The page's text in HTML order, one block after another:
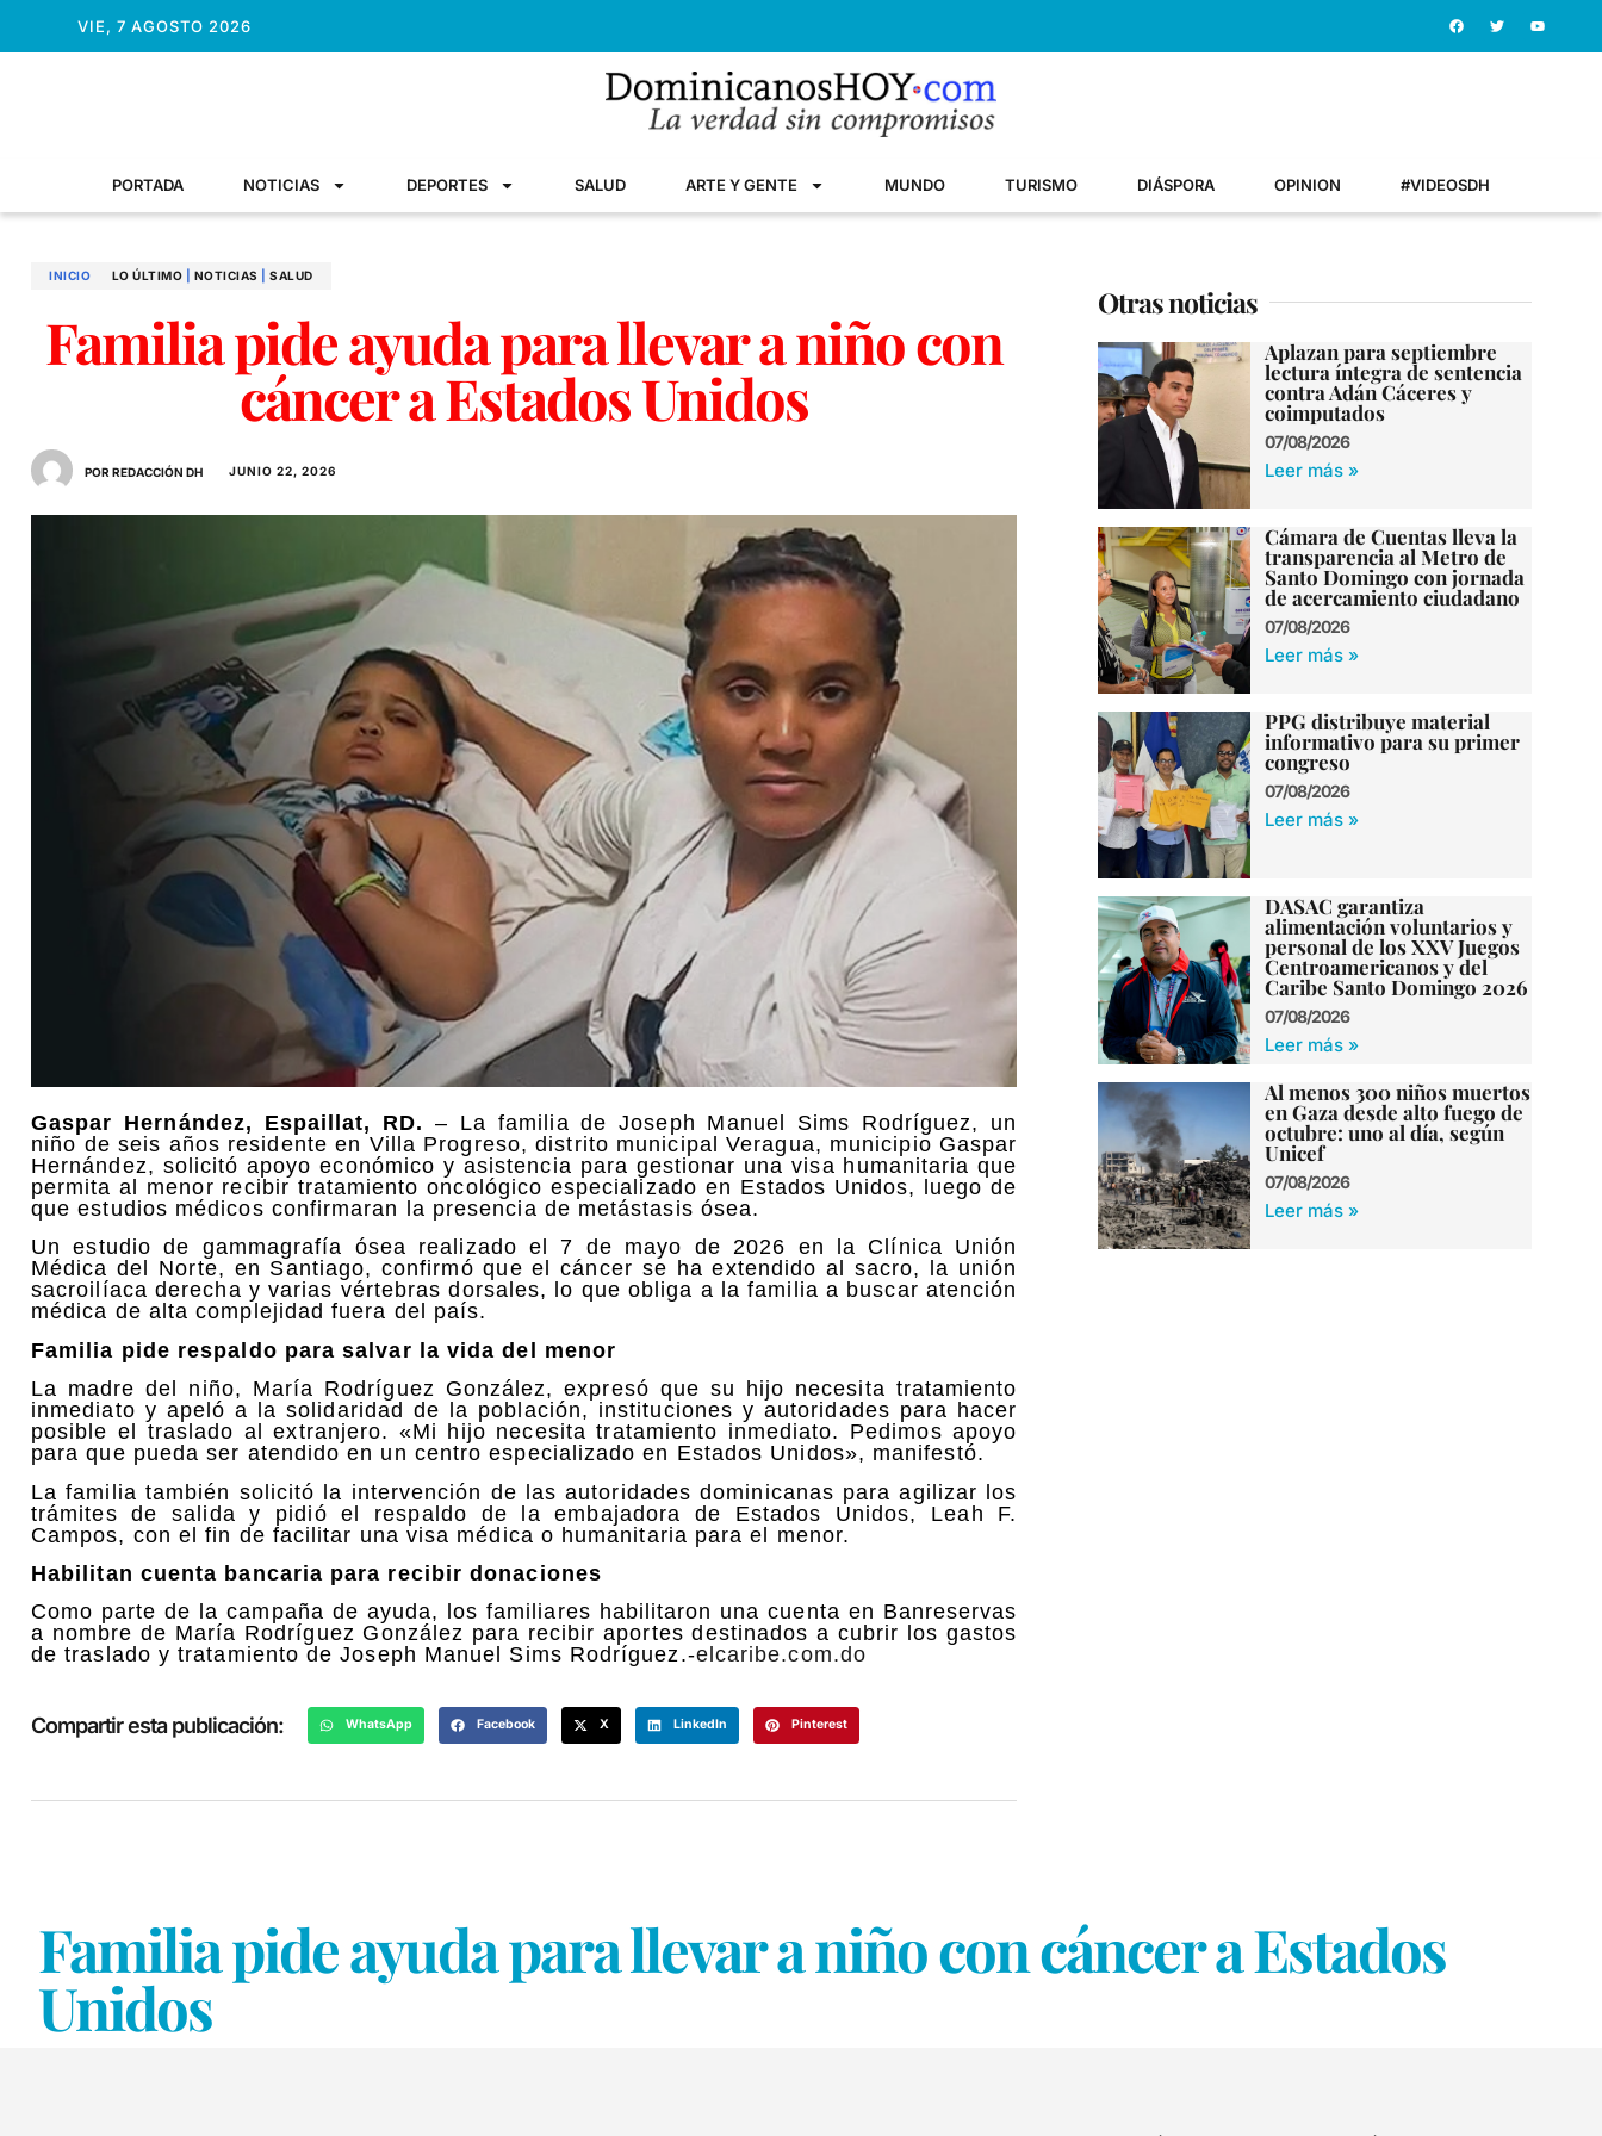
VIE, 7 AGOSTO 2026
PORTADA NOTICIAS DEPORTES SALUD ARTE Y GENTE MUNDO TURISMO DIÁSPORA OPINION #VIDEOSDH
INICIO LO ÚLTIMO NOTICIAS SALUD
Familia pide ayuda para llevar a niño con
cáncer a Estados Unidos
POR REDACCIÓN DH JUNIO 22, 2026
Gaspar Hernández, Espaillat, RD. – La familia de Joseph Manuel Sims Rodríguez, un
niño de seis años residente en Villa Progreso, distrito municipal Veragua, municipio Gaspar
Hernández, solicitó apoyo económico y asistencia para gestionar una visa humanitaria que
permita al menor recibir tratamiento oncológico especializado en Estados Unidos, luego de
que estudios médicos confirmaran la presencia de metástasis ósea.
Un estudio de gammagrafía ósea realizado el 7 de mayo de 2026 en la Clínica Unión
Médica del Norte, en Santiago, confirmó que el cáncer se ha extendido al sacro, la unión
sacroilíaca derecha y varias vértebras dorsales, lo que obliga a la familia a buscar atención
médica de alta complejidad fuera del país.
Familia pide respaldo para salvar la vida del menor
La madre del niño, María Rodríguez González, expresó que su hijo necesita tratamiento
inmediato y apeló a la solidaridad de la población, instituciones y autoridades para hacer
posible el traslado al extranjero. «Mi hijo necesita tratamiento inmediato. Pedimos apoyo
para que pueda ser atendido en un centro especializado en Estados Unidos», manifestó.
La familia también solicitó la intervención de las autoridades dominicanas para agilizar los
trámites de salida y pidió el respaldo de la embajadora de Estados Unidos, Leah F.
Campos, con el fin de facilitar una visa médica o humanitaria para el menor.
Habilitan cuenta bancaria para recibir donaciones
Como parte de la campaña de ayuda, los familiares habilitaron una cuenta en Banreservas
a nombre de María Rodríguez González para recibir aportes destinados a cubrir los gastos
de traslado y tratamiento de Joseph Manuel Sims Rodríguez.-elcaribe.com.do
Compartir esta publicación: WhatsApp Facebook X LinkedIn Pinterest
Otras noticias
Aplazan para septiembre
lectura íntegra de sentencia
contra Adán Cáceres y
coimputados
07/08/2026
Leer más »
Cámara de Cuentas lleva la
transparencia al Metro de
Santo Domingo con jornada
de acercamiento ciudadano
07/08/2026
Leer más »
PPG distribuye material
informativo para su primer
congreso
07/08/2026
Leer más »
DASAC garantiza
alimentación voluntarios y
personal de los XXV Juegos
Centroamericanos y del
Caribe Santo Domingo 2026
07/08/2026
Leer más »
Al menos 300 niños muertos
en Gaza desde alto fuego de
octubre: uno al día, según
Unicef
07/08/2026
Leer más »
Familia pide ayuda para llevar a niño con cáncer a Estados
Unidos